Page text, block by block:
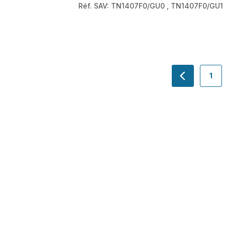
Réf. SAV: TN1407F0/GU0
TN1407F0/GU1
1-